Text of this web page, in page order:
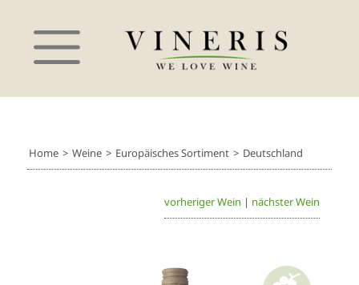
Home > Weine > Europäisches Sortiment > Deutschland
vorheriger Wein | nächster Wein